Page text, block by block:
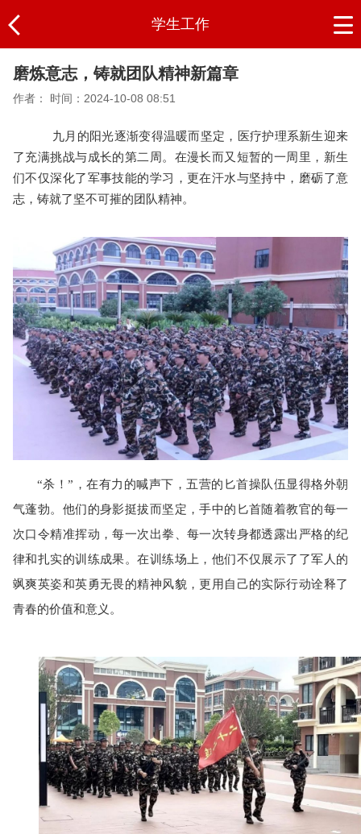
学生工作
磨炼意志，铸就团队精神新篇章
作者： 时间：2024-10-08 08:51
九月的阳光逐渐变得温暖而坚定，医疗护理系新生迎来
了充满挑战与成长的第二周。在漫长而又短暂的一周里，新生
们不仅深化了军事技能的学习，更在汗水与坚持中，磨砺了意
志，铸就了坚不可摧的团队精神。
“杀！”，在有力的喊声下，五营的匕首操队伍显得格外朝
气蓬勃。他们的身影挺拔而坚定，手中的匕首随着教官的每一
次口令精准挥动，每一次出拳、每一次转身都透露出严格的纪
律和扎实的训练成果。在训练场上，他们不仅展示了了军人的
飒爽英姿和英勇无畏的精神风貌，更用自己的实际行动诠释了
青春的价值和意义。